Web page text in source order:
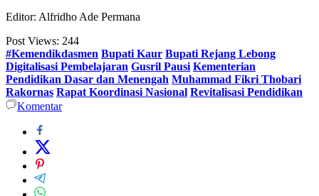
Editor: Alfridho Ade Permana
Post Views: 244
#Kemendikdasmen Bupati Kaur Bupati Rejang Lebong
Digitalisasi Pembelajaran Gusril Pausi Kementerian
Pendidikan Dasar dan Menengah Muhammad Fikri Thobari
Rakornas Rapat Koordinasi Nasional Revitalisasi Pendidikan
Komentar